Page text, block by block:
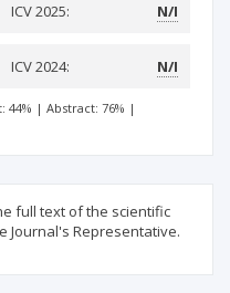
ICV 2025: N/I
ICV 2024: N/I
44% | Abstract: 76% |
full text of the scientific
Journal's Representative.